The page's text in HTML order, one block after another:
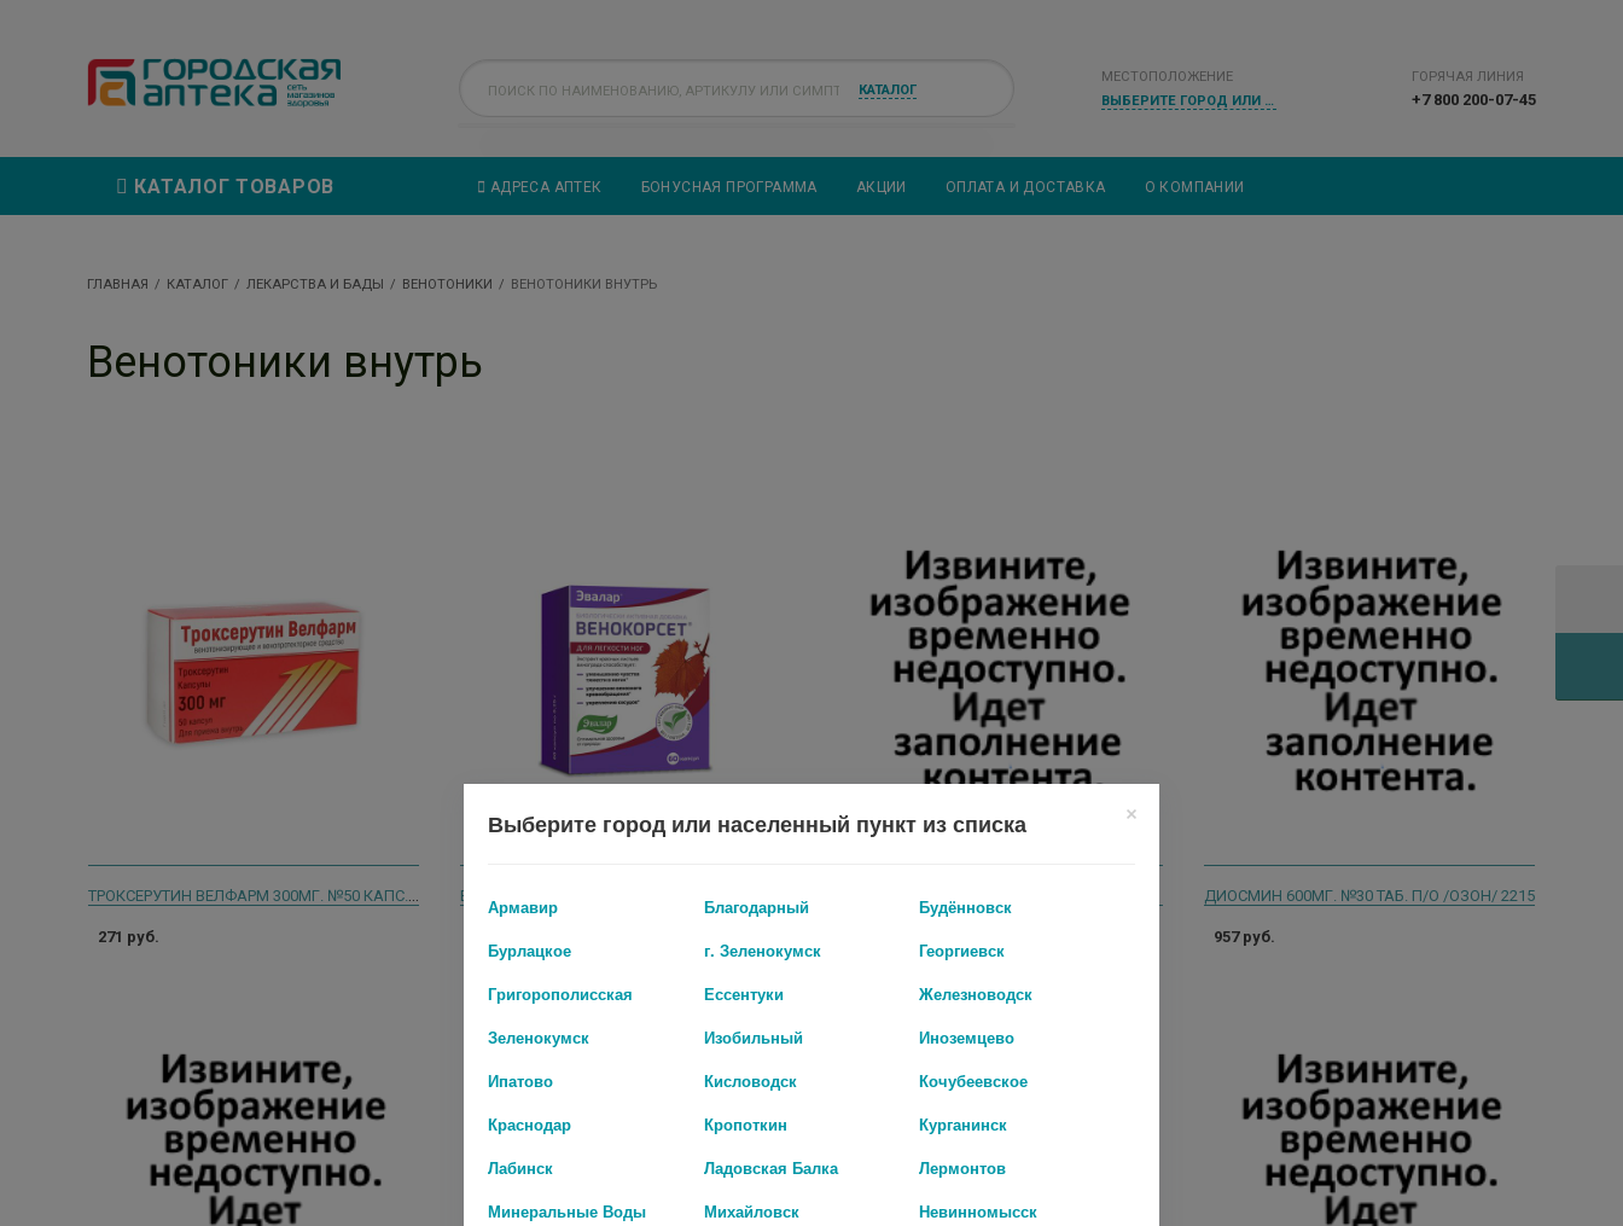
КАТАЛОГ
МЕСТОПОЛОЖЕНИЕ
ВЫБЕРИТЕ ГОРОД ИЛИ НАСЕЛЕННЫЙ ПУНКТ
ГОРЯЧАЯ ЛИНИЯ
+7 800 200-07-45
АДРЕСА АПТЕК БОНУСНАЯ ПРОГРАММА АКЦИИ ОПЛАТА И ДОСТАВКА О КОМПАНИИ
КАТАЛОГ ТОВАРОВ
ГЛАВНАЯ КАТАЛОГ ЛЕКАРСТВА И БАДЫ ВЕНОТОНИКИ ВЕНОТОНИКИ ВНУТРЬ
Венотоники внутрь
ТРОКСЕРУТИН ВЕЛФАРМ 300МГ. №50 КАПС. 2057
271 руб.
ВЕНОКОРСЕТ 250МГ. №60 КАПС. /ЭВАЛАР/ ДИОСМИН 600МГ. №30 ТАБ. П/О /ОЗОН/ 2215
957 руб.
Выберите город или населенный пункт из списка
Армавир Благодарный
Будённовск
Бурлацкое
г. Зеленокумск
Георгиевск
Григорополисская
Ессентуки
Железноводск
Зеленокумск
Изобильный
Иноземцево
Ипатово
Кисловодск
Кочубеевское
Краснодар
Кропоткин
Курганинск
Лабинск
Ладовская Балка
Лермонтов
Минеральные Воды
Михайловск
Невинномысск